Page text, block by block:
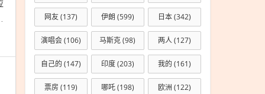
网友(137) 伊朗 (599) 日本(342)
演唱会(106) 马斯克(98) 两人(127)
自己的 (147) 印度(203) 我的 (161)
票房 (119) 哪吒(198) 欧洲 (122)